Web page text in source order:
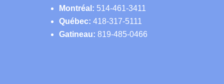
Montréal: 514-461-3411
Québec: 418-317-5111
Gatineau: 819-485-0466